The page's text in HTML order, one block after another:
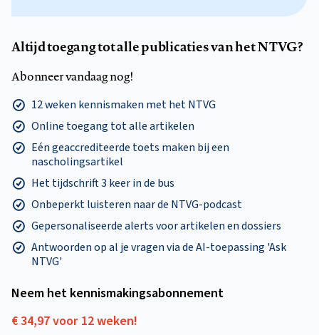
Altijd toegang tot alle publicaties van het NTVG?
Abonneer vandaag nog!
12 weken kennismaken met het NTVG
Online toegang tot alle artikelen
Eén geaccrediteerde toets maken bij een
nascholingsartikel
Het tijdschrift 3 keer in de bus
Onbeperkt luisteren naar de NTVG-podcast
Gepersonaliseerde alerts voor artikelen en dossiers
Antwoorden op al je vragen via de AI-toepassing 'Ask
NTVG'
Neem het kennismakings­abonnement
€ 34,97 voor 12 weken!